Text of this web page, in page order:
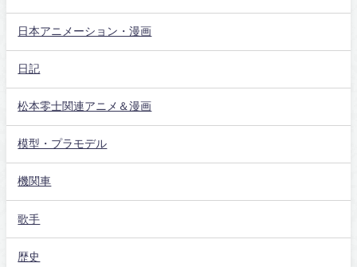
日本アニメーション・漫画
日記
松本零士関連アニメ＆漫画
模型・プラモデル
機関車
歌手
歴史